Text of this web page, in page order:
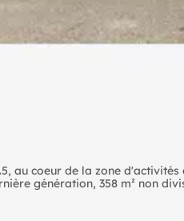
au coeur de la zone
génération, 358 m² non
IZIVIA FAST - McDonald's -